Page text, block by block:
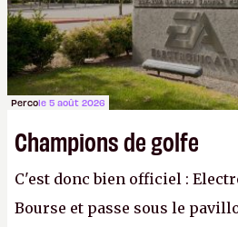
Percole 5 août 2026
Champions de golfe
C'est donc bien officiel :
Bourse et passe sous le